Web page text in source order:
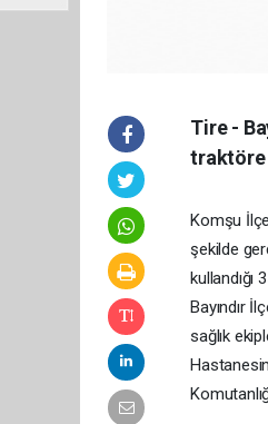
Tire -
traktöre
Komşu
şekilde
kullandığı
Bayındır
sağlık